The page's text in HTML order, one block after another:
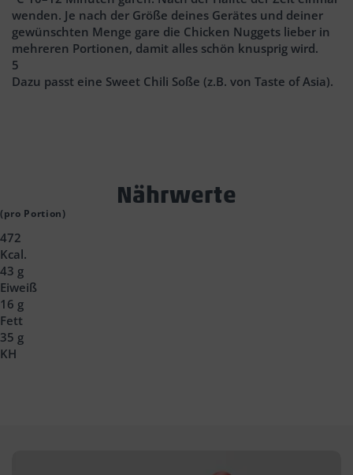
wenden. Je nach der Größe deines Gerätes und deiner
gewünschten Menge gare die Chicken Nuggets lieber in
mehreren Portionen, damit alles schön knusprig wird.
5
Dazu passt eine Sweet Chili Soße (z.B. von Taste of Asia).
Block
Headline
Nährwerte
(pro Portion)
472
Kcal.
43 g
Eiweiß
16 g
Fett
35 g
KH